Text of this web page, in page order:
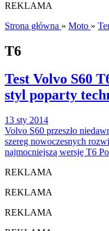
REKLAMA
Strona główna » Moto »
T6
Test Volvo S60
styl poparty
13 sty 2014
Volvo S60 przeszło
szereg nowoczesnych
najmocniejszą wersję T6
REKLAMA
REKLAMA
REKLAMA